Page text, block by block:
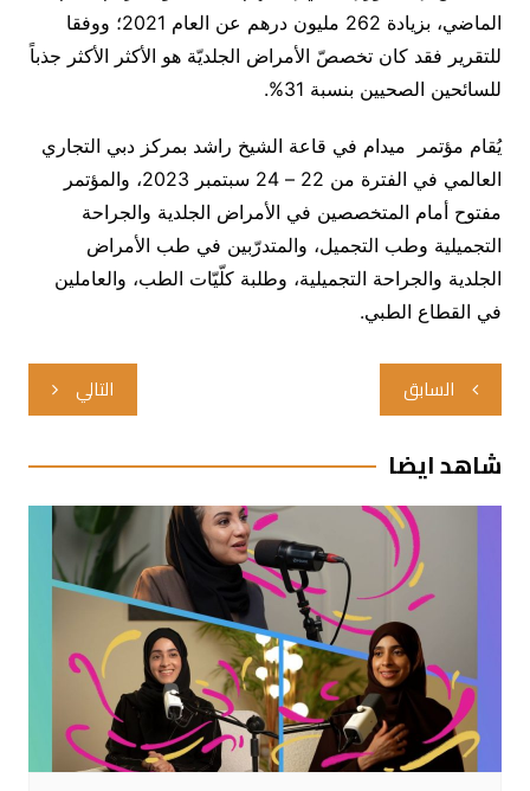
الماضي، بزيادة 262 مليون درهم عن العام 2021؛ ووفقا
للتقرير فقد كان تخصصّ الأمراض الجلديّة هو الأكثر الأكثر جذباً
للسائحين الصحيين بنسبة 31%.
يُقام مؤتمر ميدام في قاعة الشيخ راشد بمركز دبي التجاري
العالمي في الفترة من 22 – 24 سبتمبر 2023، والمؤتمر
مفتوح أمام المتخصصين في الأمراض الجلدية والجراحة
التجميلية وطب التجميل، والمتدرّبين في طب الأمراض
الجلدية والجراحة التجميلية، وطلبة كلّيّات الطب، والعاملين
في القطاع الطبي.
تصفّح
المقالات
السابق التالي
شاهد ايضا